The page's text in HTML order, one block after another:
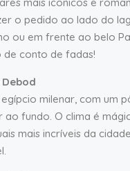
o pedido ao lado do
ou em frente ao belo
de conto de fadas!
milenar, com um
ao fundo. O clima é
mais incríveis da